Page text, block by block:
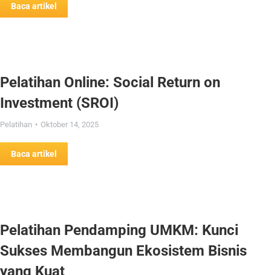
Baca artikel
Pelatihan Online: Social Return on
Investment (SROI)
Pelatihan Oktober 14, 2025
Baca artikel
Pelatihan Pendamping UMKM: Kunci
Sukses Membangun Ekosistem Bisnis
yang Kuat